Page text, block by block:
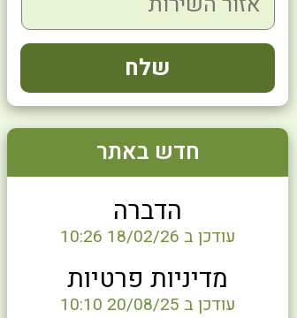
חדש באתר
הדברה
עודכן ב 18/02/26 10:26
מדיניות פרטיות
עודכן ב 20/08/25 10:10